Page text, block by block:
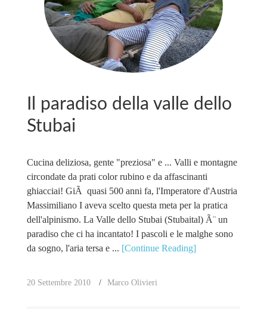
Il paradiso della valle dello
Stubai
Cucina deliziosa, gente "preziosa" e ... Valli e montagne
circondate da prati color rubino e da affascinanti
ghiacciai! GiÃ quasi 500 anni fa, l'Imperatore d'Austria
Massimiliano I aveva scelto questa meta per la pratica
dell'alpinismo. La Valle dello Stubai (Stubaital) Ã¨ un
paradiso che ci ha incantato! I pascoli e le malghe sono
da sogno, l'aria tersa e ... [Continue Reading]
20 Settembre 2010 Marco Olivieri